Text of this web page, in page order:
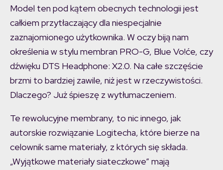
Model ten pod kątem obecnych technologii jest
całkiem przytłaczający dla niespecjalnie
zaznajomionego użytkownika. W oczy biją nam
określenia w stylu membran PRO-G, Blue Vo!će, czy
dźwięku DTS Headphone: X2.0. Na całe szczęście
brzmi to bardziej zawile, niż jest w rzeczywistości.
Dlaczego? Już śpieszę z wytłumaczeniem.
Te rewolucyjne membrany, to nic innego, jak
autorskie rozwiązanie Logitecha, które bierze na
celownik same materiały, z których się składa.
„Wyjątkowe materiały siateczkowe” mają